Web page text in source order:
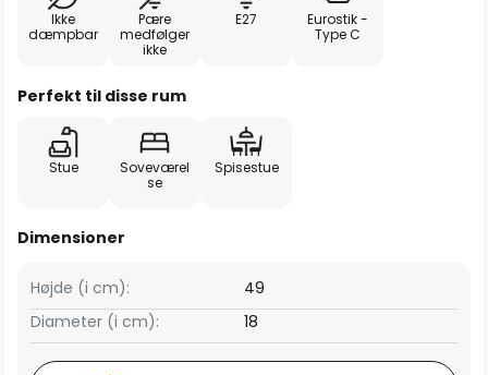
Ikke
dæmpbar
Pære
medfølger
ikke
E27
Eurostik -
Type C
Perfekt til disse rum
Stue
Soveværel
se
Spisestue
Dimensioner
Højde (i cm):
49
Diameter (i cm):
18